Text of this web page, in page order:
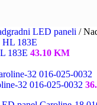
LED paneli /
183E 43.10 KM
32 016-025-0032